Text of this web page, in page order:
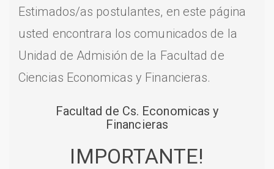
Estimados/as postulantes, en este página
usted encontrara los comunicados de la
Unidad de Admisión de la Facultad de
Ciencias Economicas y Financieras.
Facultad de Cs. Economicas y
Financieras
IMPORTANTE!